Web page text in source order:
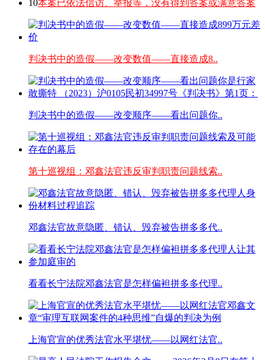
10本案已依法信访、举报等，没有得到答案或满意答案
判决书中的造假——改变数值——直接造成8..
判决书中的造假——改变顺序——看出问题你..
第十巡视组：邓鑫法官违反审判职责问题线索..
邓鑫法官故意隐匿、错认、毁弃被告拼多多代..
看看长宁法院邓鑫法官是怎样偏袒拼多多代理..
上海官宣的优秀法官水平堪忧——以网红法官..